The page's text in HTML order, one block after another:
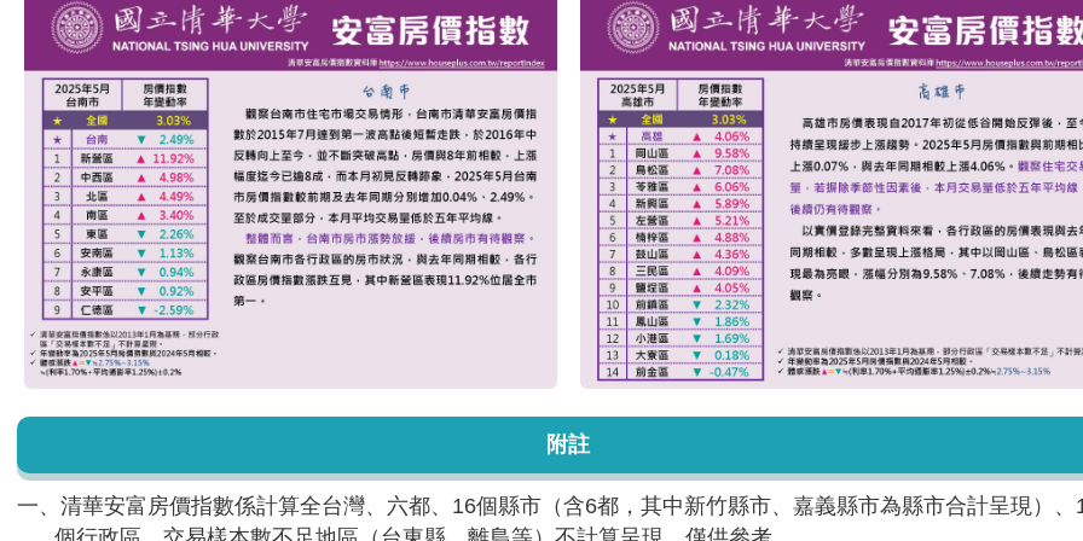
附註
一、清華安富房價指數係計算全台灣、六都、16個縣市（含6都，其中新竹縣市、嘉義縣市為縣市合計呈現）、